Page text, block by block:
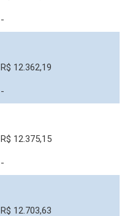
-
R$ 12.362,19
-
R$ 12.375,15
-
R$ 12.703,63